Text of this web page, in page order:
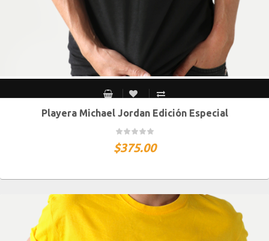
CH M G XG XXG
Playera Michael Jordan Edición Especial
$375.00